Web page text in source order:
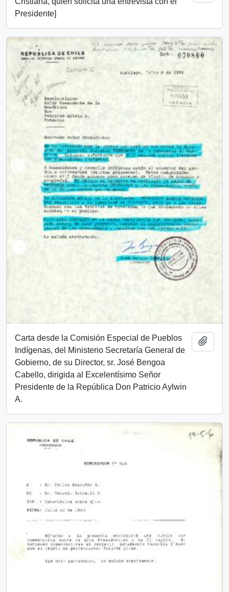
Presidente]
Carta desde la Comisión Especial de Pueblos
Indígenas, del Ministerio Secretaría General de
Gobierno, de su Director, sr. José Bengoa
Cabello, dirigida al Excelentísimo Señor
Presidente de la República Don Patricio Aylwin
A.